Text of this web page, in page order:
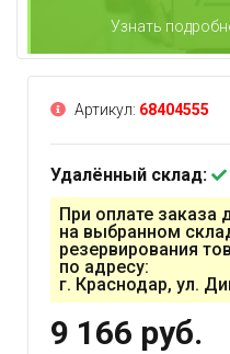
Узнать
Артикул: 68404555
Удалённый склад:
При оплате заказа
на выбранном
резервирования
по адресу:
г. Краснодар, ул.
9 166 руб.